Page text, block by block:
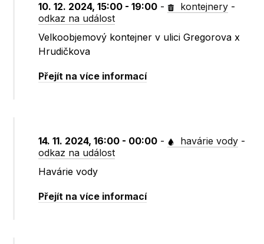
10. 12. 2024, 15:00 - 19:00 - kontejnery -
odkaz na událost
Velkoobjemový kontejner v ulici Gregorova x
Hrudičkova
Přejít na více informací
14. 11. 2024, 16:00 - 00:00 - havárie vody -
odkaz na událost
Havárie vody
Přejít na více informací